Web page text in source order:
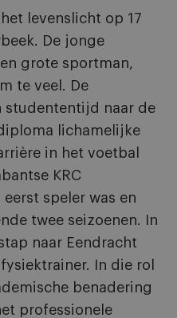
levenslicht op 17
De jonge
grote sportman,
te veel. De
studententijd naar de
lichamelijke
in het voetbal
KRC
speler was en
twee seizoenen. In
naar Eendracht
In die rol
benadering
professionele